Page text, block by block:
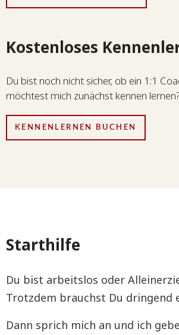
Kostenloses
Du bist noch nicht sicher, ob ein 1:1
möchtest mich zunächst kennen
KENNENLERNEN BUCHEN
Starthilfe
Du bist arbeitslos oder
Trotzdem brauchst Du dringend
Dann sprich mich an und ich